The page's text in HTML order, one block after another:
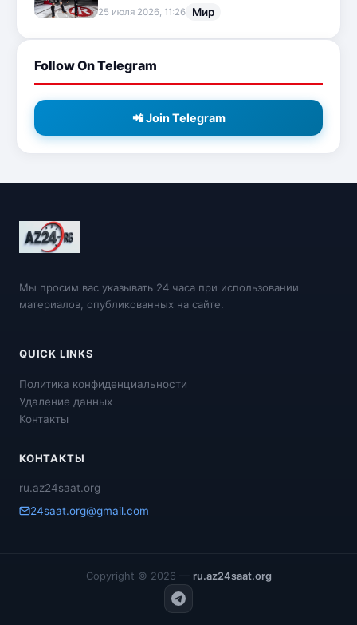
25 июля 2026, 11:26 Мир
Follow On Telegram
📲 Join Telegram
Мы просим вас указывать 24 часа при использовании
материалов, опубликованных на сайте.
QUICK LINKS
Политика конфиденциальности
Удаление данных
Контакты
КОНТАКТЫ
ru.az24saat.org
24saat.org@gmail.com
Copyright © 2026 — ru.az24saat.org